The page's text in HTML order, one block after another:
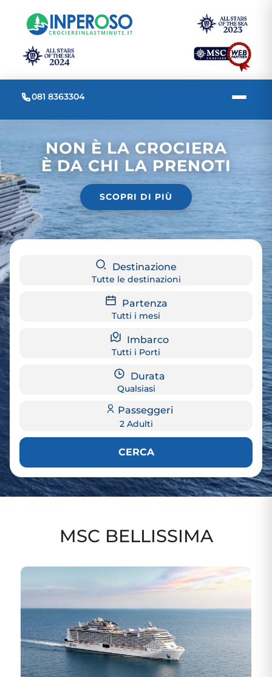
081 8363304
NON È LA CROCIERA
È DA CHI LA PRENOTI
SCOPRI DI PIÙ
Destinazione
Tutte le destinazioni
Partenza
Tutti i mesi
Imbarco
Tutti i Porti
Durata
Qualsiasi
Passeggeri
2 Adulti
CERCA
MSC BELLISSIMA